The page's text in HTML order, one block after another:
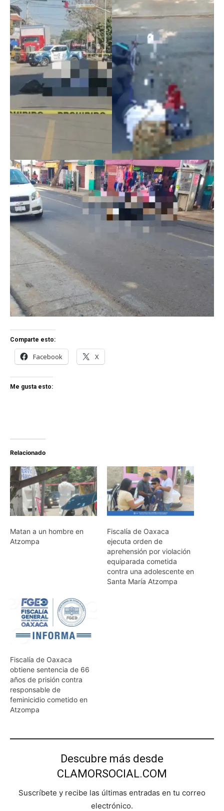
Comparte esto:
Facebook X
Me gusta esto:
Relacionado
Matan a un hombre en
Atzompa
Fiscalía de Oaxaca
ejecuta orden de
aprehensión por violación
equiparada cometida
contra una adolescente en
Santa María Atzompa
Fiscalía de Oaxaca
obtiene sentencia de 66
años de prisión contra
responsable de
feminicidio cometido en
Atzompa
Descubre más desde
CLAMORSOCIAL.COM
Suscríbete y recibe las últimas entradas en tu correo
electrónico.